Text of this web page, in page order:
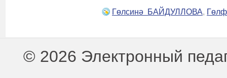
Гөлсинә БАЙДУЛЛОВА,
© 2026 Электронный